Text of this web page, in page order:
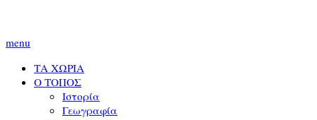
menu
ΤΑ ΧΩΡΙΑ
Ο ΤΟΠΟΣ
Ιστορία
Γεωγραφία